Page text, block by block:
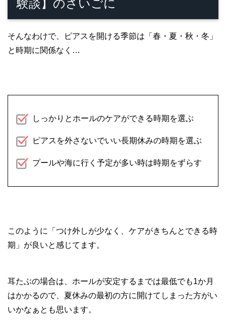
験談】のさいごに
そんなわけで、ピアスを開ける季節は「春・夏・秋・冬」
と時期に関係なく…
しっかりとホールのケアができる時期を選ぶ
ピアスを外さないでいい長期休みの時期を選ぶ
プールや海に行く予定が多い時は時期をずらす
このように「つけ外しが少なく、ケアがきちんとできる時
期」が良いと感じてます。
耳たぶの場合は、ホールが安定するまでは最低でも1か月
はかかるので、夏休みの最初の方に開けてしまった方がい
いかなぁとも思います。